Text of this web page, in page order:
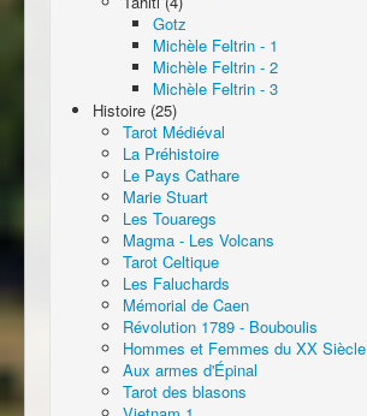
Gotz
Michèle Feltrin - 1
Michèle Feltrin - 2
Michèle Feltrin - 3
Histoire (25)
Tarot Médiéval
La Préhistoire
Le Pays Cathare
Marie Stuart
Les Touaregs
Magma - Les Volcans
Tarot Celtique
Les Faluchards
Mémorial de Caen
Révolution 1789 - Bouboulis
Hommes et Femmes du XX Siècle
Aux armes d'Épinal
Tarot des blasons